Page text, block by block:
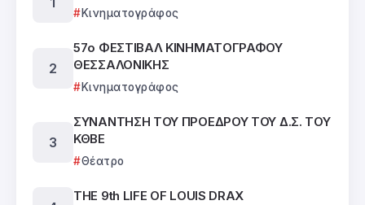
Κινηματογράφος
57ο ΦΕΣΤΙΒΑΛ ΚΙΝΗΜΑΤΟΓΡΑΦΟΥ
ΘΕΣΣΑΛΟΝΙΚΗΣ
Κινηματογράφος
ΣΥΝΑΝΤΗΣΗ ΤΟΥ ΠΡΟΕΔΡΟΥ ΤΟΥ Δ.Σ. ΤΟΥ
ΚΘΒΕ
Θέατρο
ΤΗΕ 9th LIFE OF LOUIS DRAX